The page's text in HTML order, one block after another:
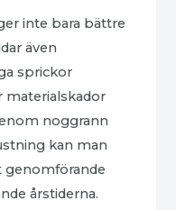
inte bara bättre
även
sprickor
materialskador
noggrann
kan man
genomförande
årstiderna.